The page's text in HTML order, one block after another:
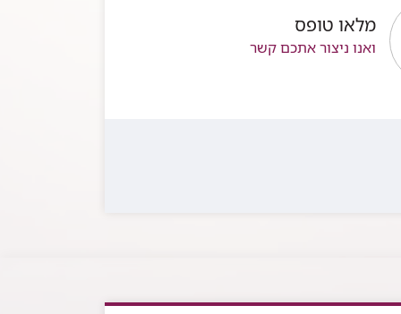
מלאו טופס
ואנו ניצור אתכם קשר